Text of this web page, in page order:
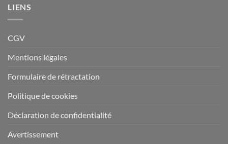
produit
LIENS
CGV
Mentions légales
Formulaire de rétractation
Politique de cookies
Déclaration de confidentialité
Avertissement